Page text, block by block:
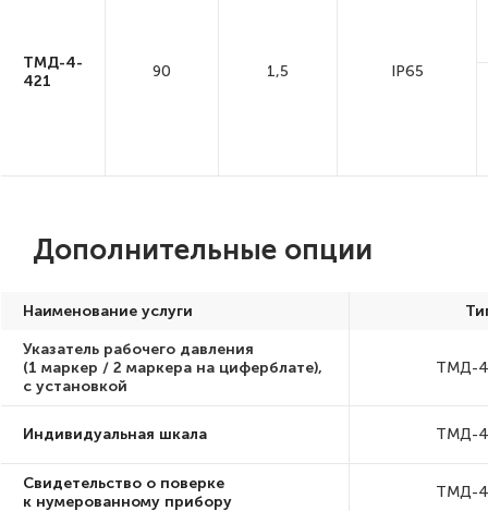
ТМД-4-
421
90 1,5 IP65
ТМД-4-
421
90 1,5 IP65
Дополнительные опции
Наименование услуги
Указатель рабочего давления
(1 маркер / 2 маркера на циферблате),
с установкой
ТМД-
Индивидуальная шкала ТМД-
Свидетельство о поверке
к нумерованному прибору
ТМД-